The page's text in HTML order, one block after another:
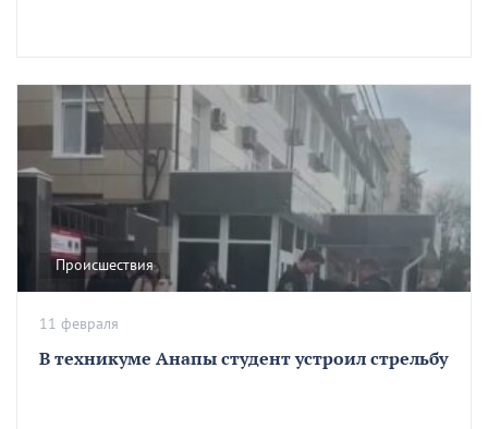
Происшествия
В техникуме Анапы студент устроил стрельбу
11 февраля